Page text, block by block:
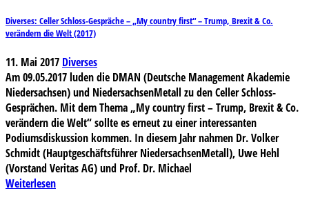
Diverses: Celler Schloss-Gespräche – „My country first“ – Trump, Brexit & Co.
verändern die Welt (2017)
11. Mai 2017 Diverses
Am 09.05.2017 luden die DMAN (Deutsche Management Akademie
Niedersachsen) und NiedersachsenMetall zu den Celler Schloss-
Gesprächen. Mit dem Thema „My country first – Trump, Brexit & Co.
verändern die Welt“ sollte es erneut zu einer interessanten
Podiumsdiskussion kommen. In diesem Jahr nahmen Dr. Volker
Schmidt (Hauptgeschäftsführer NiedersachsenMetall), Uwe Hehl
(Vorstand Veritas AG) und Prof. Dr. Michael
Weiterlesen